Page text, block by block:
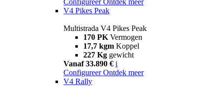
V4 Pikes Peak
Multistrada V4 Pikes Peak
170 PK Vermogen
17,7 kgm Koppel
227 Kg gewicht
Vanaf 33.890 € i
Configureer Ontdek meer
V4 Rally